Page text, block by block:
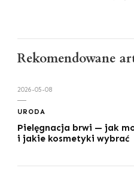
Rekomendowane
2026-05-08
URODA
Pielęgnacja brwi — jak
i jakie kosmetyki wybrać